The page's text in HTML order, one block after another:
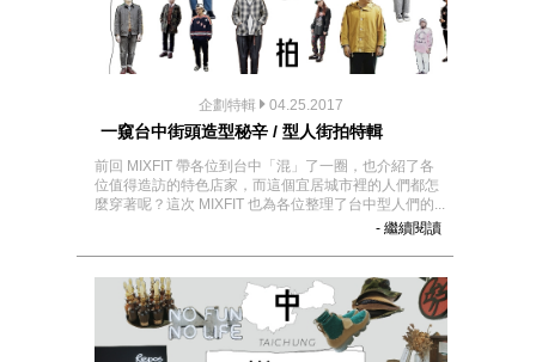
企劃特輯 04.25.2017
一窺台中街頭造型秘辛 / 型人街拍特輯
前回 MIXFIT 帶各位到台中「混」了一圈，也介紹了各
位值得造訪的特色店家，而這個宜居城市裡的人們都怎
麼穿著呢？這次 MIXFIT 也為各位整理了台中型人們的...
- 繼續閱讀